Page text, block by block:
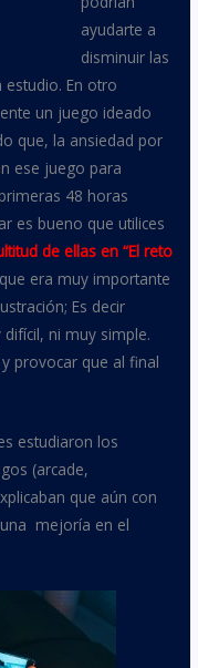
ayudarte a
disminuir las
En otro
un juego ideado
que, la ansiedad por
ese juego para
48 horas
es bueno que utilices
de ellas en “El reto
era muy importante
Es decir
ni muy simple.
provocar que al final
estudiaron los
(arcade,
que aún con
mejoría en el